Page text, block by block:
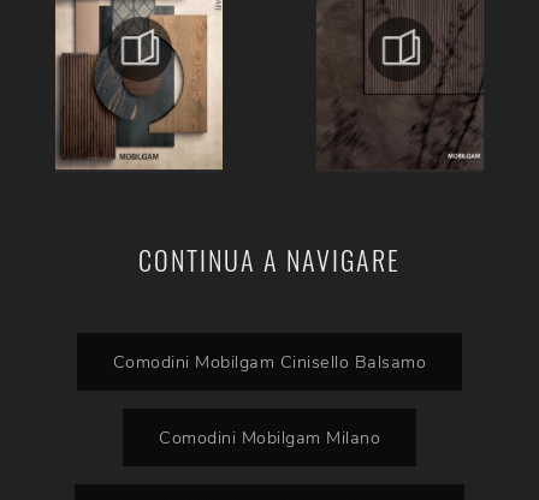
CONTINUA A NAVIGARE
Comodini Mobilgam Cinisello Balsamo
Comodini Mobilgam Milano